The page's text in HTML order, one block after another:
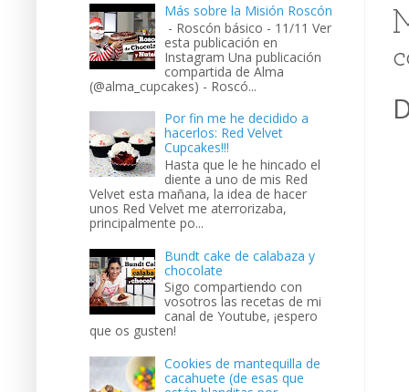
Más sobre la Misión Roscón
- Roscón básico - 11/11 Ver
esta publicación en
Instagram Una publicación
compartida de Alma
(@alma_cupcakes) - Roscó...
Por fin me he decidido a
hacerlos: Red Velvet
Cupcakes!!!
Hasta que le he hincado el
diente a uno de mis Red
Velvet esta mañana, la idea de hacer
unos Red Velvet me aterrorizaba,
principalmente po...
Bundt cake de calabaza y
chocolate
Sigo compartiendo con
vosotros las recetas de mi
canal de Youtube, ¡espero
que os gusten!
Cookies de mantequilla de
cacahuete (de esas que